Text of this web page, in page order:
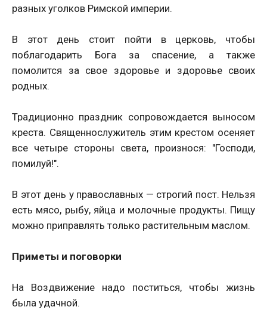
разных уголков Римской империи.
В этот день стоит пойти в церковь, чтобы
поблагодарить Бога за спасение, а также
помолится за свое здоровье и здоровье своих
родных.
Традиционно праздник сопровождается выносом
креста. Священнослужитель этим крестом осеняет
все четыре стороны света, произнося: "Господи,
помилуй!".
В этот день у православных — строгий пост. Нельзя
есть мясо, рыбу, яйца и молочные продукты. Пищу
можно приправлять только растительным маслом.
Приметы и поговорки
На Воздвижение надо поститься, чтобы жизнь
была удачной.